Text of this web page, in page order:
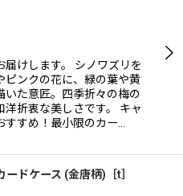
けします。 シノワズリを
ピンクの花に、緑の葉や黄
いた意匠。四季折々の梅の
洋折衷な美しさです。 キャ
すすめ！最小限のカー…
ードケース (金唐柄)［t］